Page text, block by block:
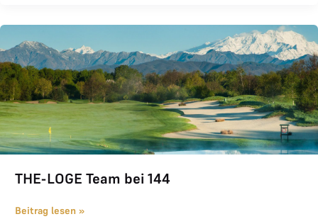
THE-LOGE Team bei 144
Beitrag lesen »